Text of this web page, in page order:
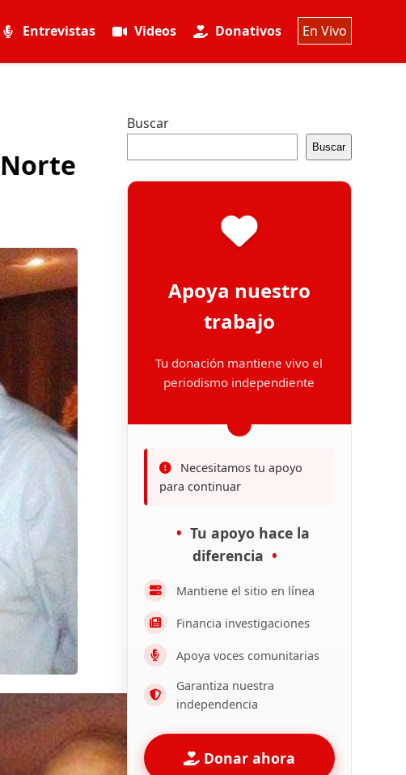
Entrevistas Videos Donativos En Vivo
Buscar
Buscar
Apoya nuestro
trabajo
Tu donación mantiene vivo el
periodismo independiente
Necesitamos tu apoyo
para continuar
Tu apoyo hace la
diferencia
Mantiene el sitio en línea
Financia investigaciones
Apoya voces comunitarias
Garantiza nuestra
independencia
Donar ahora